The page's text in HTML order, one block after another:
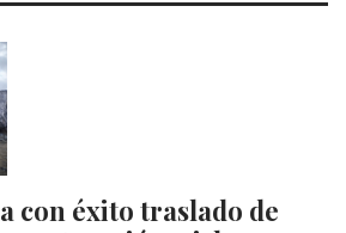
con éxito traslado de